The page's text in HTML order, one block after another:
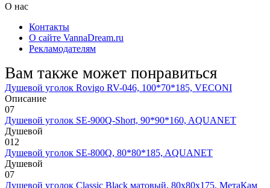
О нас
Контакты
О сайте VannaDream.ru
Рекламодателям
Вам также может понравиться
Душевой уголок Rovigo RV-046, 100*70*185, VECONI
Описание
07
Душевой уголок SE-900Q-Short, 90*90*160, AQUANET
Душевой
012
Душевой уголок SE-800Q, 80*80*185, AQUANET
Душевой
07
Душевой уголок Classic Black матовый, 80х80х175, МетаКам